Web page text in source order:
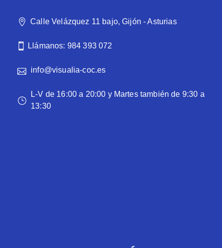
Calle Velázquez 11 bajo, Gijón - Asturias
Llámanos: 984 393 072
info@visualia-coc.es
L-V de 16:00 a 20:00 y Martes también de 9:30 a
13:30